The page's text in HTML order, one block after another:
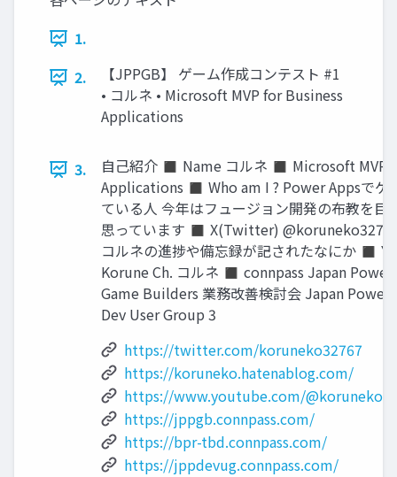
1.
2.
【JPPGB】 ゲーム作成コンテスト #1
• コルネ • Microsoft MVP for Business
Applications
3.
自己紹介 ◼ Name コルネ ◼ Microsoft MVP
Applications ◼ Who am I ? Power Appsでゲ
ている人 今年はフュージョン開発の布教を目
思っています ◼ X(Twitter)
コルネの進捗や備忘録が記されたなにか ◼
Korune Ch. コルネ ◼ connpass Japan
Game Builders 業務改善検討会 Japan
Dev User Group 3
https://twitter.com/koruneko32767
https://koruneko.hatenablog.com/
https://www.youtube.com/
https://jppgb.connpass.com/
https://bpr-tbd.connpass.com/
https://jppdevug.connpass.com/